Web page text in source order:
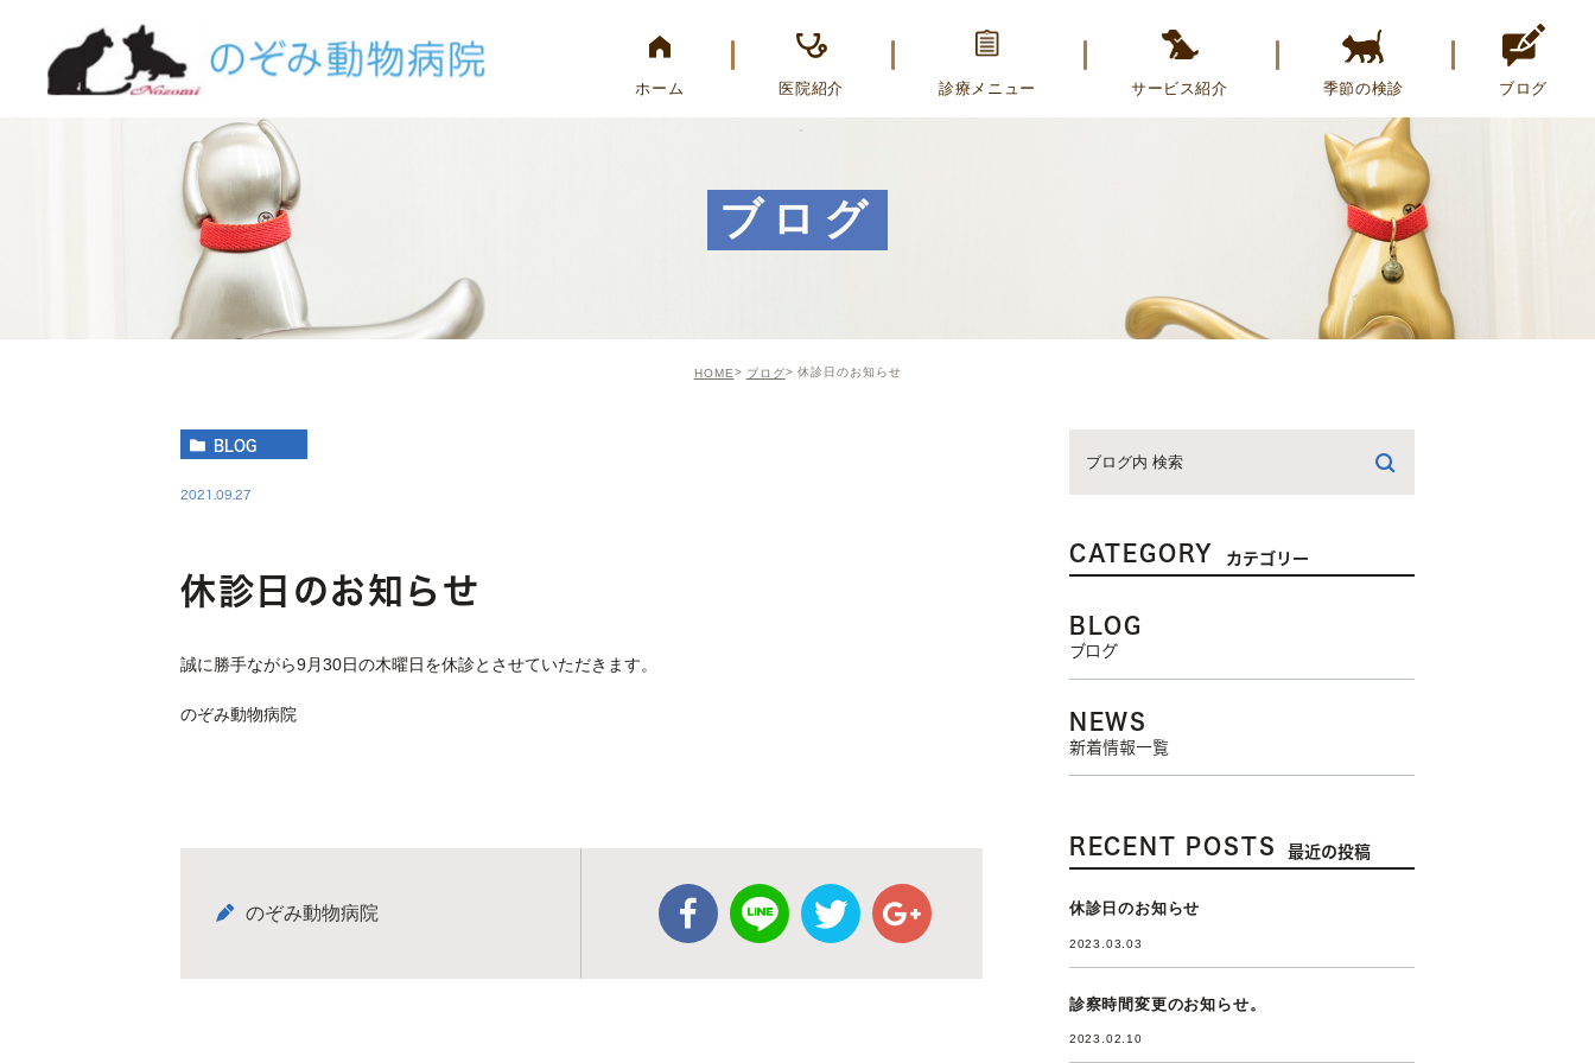
ホーム 医院紹介 診療メニュー サービス紹介 季節の検診 ブログ
のぞみブログ
トリミングブログ
誕生日のお友達を紹介
ブログ
HOME ブログ 休診日のお知らせ
BLOG
2021.09.27
休診日のお知らせ
誠に勝手ながら9月30日の木曜日を休診とさせていただきます。
のぞみ動物病院
のぞみ動物病院
CATEGORY カテゴリー
BLOG
ブログ
NEWS
新着情報一覧
RECENT POSTS 最近の投稿
休診日のお知らせ
2023.03.03
診察時間変更のお知らせ。
2023.02.10